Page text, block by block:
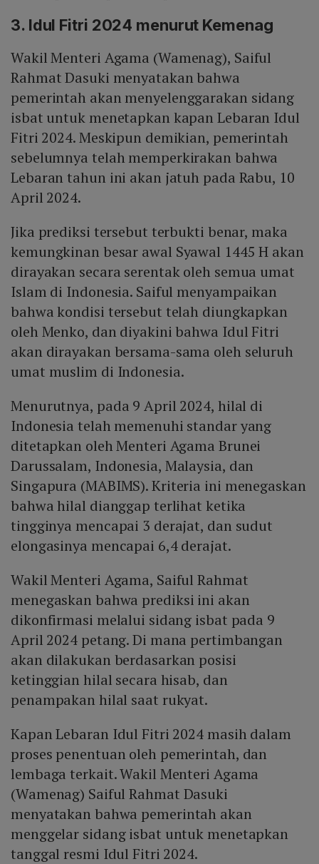
3. Idul Fitri 2024 menurut Kemenag
Wakil Menteri Agama (Wamenag), Saiful
Rahmat Dasuki menyatakan bahwa
pemerintah akan menyelenggarakan sidang
isbat untuk menetapkan kapan Lebaran Idul
Fitri 2024. Meskipun demikian, pemerintah
sebelumnya telah memperkirakan bahwa
Lebaran tahun ini akan jatuh pada Rabu, 10
April 2024.
Jika prediksi tersebut terbukti benar, maka
kemungkinan besar awal Syawal 1445 H akan
dirayakan secara serentak oleh semua umat
Islam di Indonesia. Saiful menyampaikan
bahwa kondisi tersebut telah diungkapkan
oleh Menko, dan diyakini bahwa Idul Fitri
akan dirayakan bersama-sama oleh seluruh
umat muslim di Indonesia.
Menurutnya, pada 9 April 2024, hilal di
Indonesia telah memenuhi standar yang
ditetapkan oleh Menteri Agama Brunei
Darussalam, Indonesia, Malaysia, dan
Singapura (MABIMS). Kriteria ini menegaskan
bahwa hilal dianggap terlihat ketika
tingginya mencapai 3 derajat, dan sudut
elongasinya mencapai 6,4 derajat.
Wakil Menteri Agama, Saiful Rahmat
menegaskan bahwa prediksi ini akan
dikonfirmasi melalui sidang isbat pada 9
April 2024 petang. Di mana pertimbangan
akan dilakukan berdasarkan posisi
ketinggian hilal secara hisab, dan
penampakan hilal saat rukyat.
Kapan Lebaran Idul Fitri 2024 masih dalam
proses penentuan oleh pemerintah, dan
lembaga terkait. Wakil Menteri Agama
(Wamenag) Saiful Rahmat Dasuki
menyatakan bahwa pemerintah akan
menggelar sidang isbat untuk menetapkan
tanggal resmi Idul Fitri 2024.